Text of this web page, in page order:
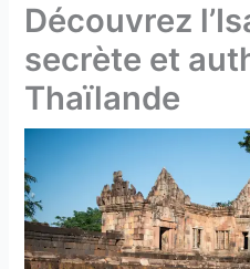
Découvrez
secrète et
Thaïlande